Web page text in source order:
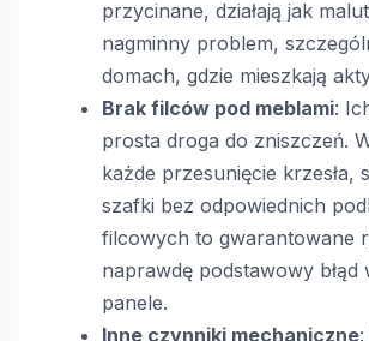
przycinane, działają jak
nagminny problem,
domach, gdzie mieszkają
Brak filców pod meblami:
prosta droga do zniszczeń.
każde przesunięcie krzesła,
szafki bez odpowiednich
filcowych to gwarantowane
naprawdę podstawowy błąd
panele.
Inne czynniki mechaniczne